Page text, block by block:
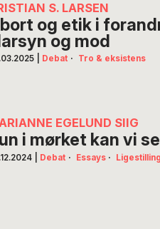
S. LARSEN
og etik i
og mod
Debat · Tro & eksistens
EGELUND SIIG
i mørket kan vi
Debat · Essays ·